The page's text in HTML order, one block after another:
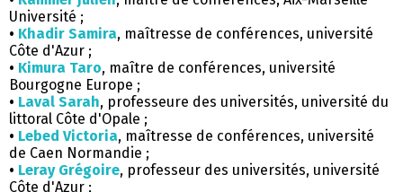
Université ;
• Khadir Samira, maîtresse de conférences, université
Côte d'Azur ;
• Kimura Taro, maître de conférences, université
Bourgogne Europe ;
• Laval Sarah, professeure des universités, université du
littoral Côte d'Opale ;
• Lebed Victoria, maîtresse de conférences, université
de Caen Normandie ;
• Leray Grégoire, professeur des universités, université
Côte d'Azur ;